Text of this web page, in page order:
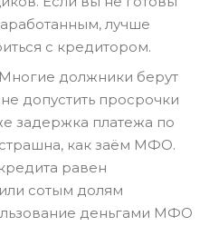
лучше
с кредитором.
Многие должники берут
допустить просрочки
задержка платежа по
как заём МФО.
равен
сотым долям
деньгами МФО